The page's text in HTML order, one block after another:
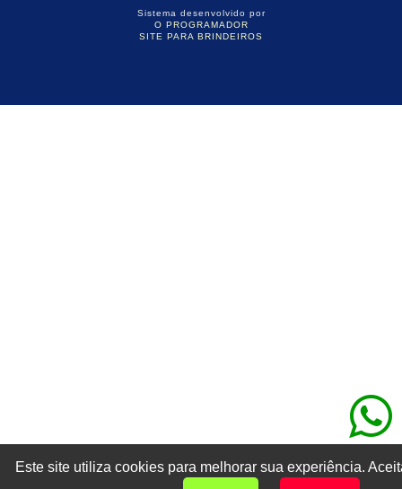
Sistema desenvolvido por
O PROGRAMADOR
SITE PARA BRINDEIROS
Este site utiliza cookies para melhorar sua experiência.